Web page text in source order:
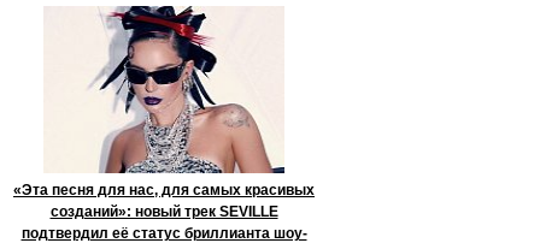
«Эта песня для нас, для самых красивых
созданий»: новый трек SEVILLE
подтвердил её статус бриллианта шоу-